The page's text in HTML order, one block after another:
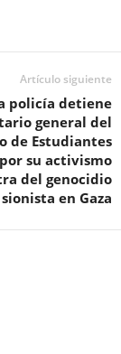
Artículo siguiente
policía detiene
general del
de Estudiantes
su activismo
del genocidio
sionista en Gaza